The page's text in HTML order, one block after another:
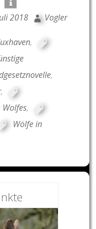
2018 Vogler
,
,
,
Wolfes,
Wölfe in